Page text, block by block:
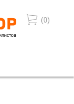
(0)